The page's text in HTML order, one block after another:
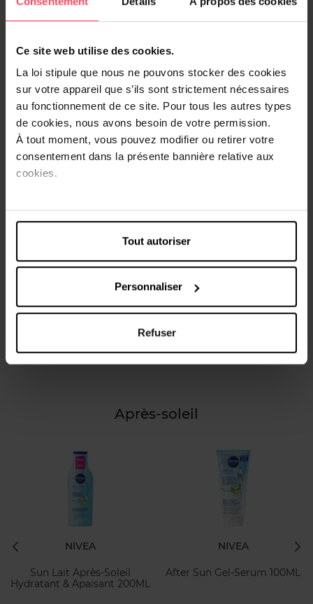
Ce site web utilise des cookies.
La loi stipule que nous ne pouvons stocker des cookies
sur votre appareil que s’ils sont strictement nécessaires
au fonctionnement de ce site. Pour tous les autres types
de cookies, nous avons besoin de votre permission.
À tout moment, vous pouvez modifier ou retirer votre
consentement dans la présente bannière relative aux
cookies.
Tout autoriser
Personnaliser
Refuser
Prends soin de ta peau après le soleil
Après une belle journée au soleil, ta peau a besoin d'un peu
d'amour. Un bonaprès-soleilest l'allié idéal pour l'apaiser, la
rafraîchir et lui redonner toute l'hydratation dont elle a
Que tu choisisses unelotionou ungel après-soleil, ces soins
rougeurs tout en restaurant le confort de ta peau. Résultat ?
Une peau douce, souple et éclatante, prête à profiter des
prochaines journées ensoleillées. ✨
Adopte l'après-soleil dans ta routine estivale : quelques
minutes de soin suffisent pour prolonger la sensation de
fraîcheur… et faire durer ton joli hâle encore un peu plus
longtemps.
Après-soleil
NIVEA
Sun Lait Après-Soleil
Hydratant & Apaisant 200ML
NIVEA
After Sun Gel-Serum 100ML